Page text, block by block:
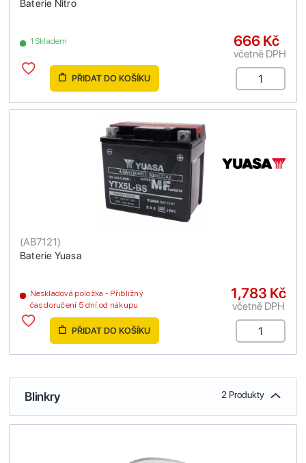
Baterie Nitro
1 Skladem 666 Kč
včetně DPH
PŘIDAT DO KOŠÍKU
Baterie Yuasa
(AB7121)
Neskladová položka - Přibližný
čas doručení 5 dní od nákupu
1,783 Kč
včetně DPH
PŘIDAT DO KOŠÍKU
Blinkry 2 Produkty